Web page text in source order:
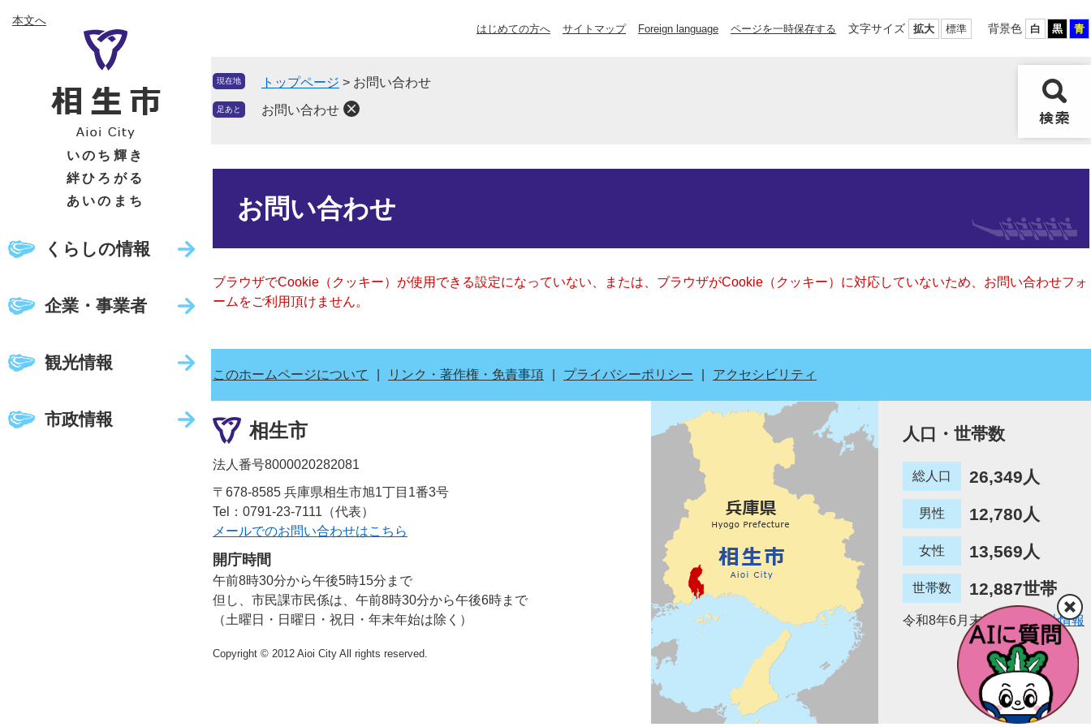
ー
ニ
本文へ
いのち輝き
絆ひろがる
あいのまち
くらしの情報
企業・事業者
観光情報
市政情報
はじめての方へ サイトマップ Foreign language ページを一時保存する 文字サイズ 拡大 標準 背景色 白 黒 青
現在地 トップページ > お問い合わせ
足あと お問い合わせ
お問い合わせ
ブラウザでCookie（クッキー）が使用できる設定になっていない、または、ブラウザがCookie（クッキー）に対応していないため、お問い合わせフォ
ームをご利用頂けません。
このホームページについて リンク・著作権・免責事項 プライバシーポリシー アクセシビリティ
相生市
法人番号8000020282081
〒678-8585 兵庫県相生市旭1丁目1番3号
Tel：0791-23-7111（代表）
メールでのお問い合わせはこちら
開庁時間
午前8時30分から午後5時15分まで
但し、市民課市民係は、午前8時30分から午後6時まで
（土曜日・日曜日・祝日・年末年始は除く）
Copyright © 2012 Aioi City All rights reserved.
人口・世帯数
総人口 26,349人
男性 12,780人
女性 13,569人
世帯数 12,887世帯
令和8年6月末日現在 統計情報